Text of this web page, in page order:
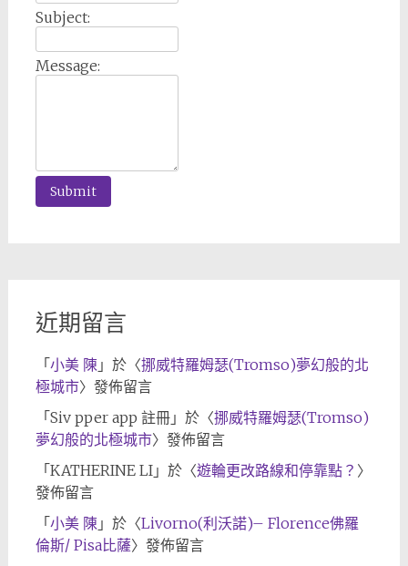
Subject:
Message:
近期留言
「 小美 陳」於〈挪威特羅姆瑟(Tromso)夢幻般的北
極城市〉發佈留言
「 Siv pper app 註冊」於〈挪威特羅姆瑟(Tromso)
夢幻般的北極城市〉發佈留言
「 KATHERINE LI」於〈遊輪更改路線和停靠點？ 〉
發佈留言
「 小美 陳」於〈Livorno(利沃諾)– Florence佛羅
倫斯/ Pisa比薩〉發佈留言